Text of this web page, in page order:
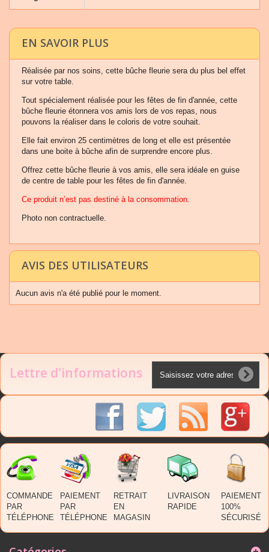
EN SAVOIR PLUS
Réalisée par nos soins, cette bûche fleurie sera du plus bel effet
sur votre table.
Tout spécialement réalisée pour les fêtes de fin d'année, cette
bûche fleurie étonnera vos amis lors de vos repas, nous
pouvons la réaliser dans le coloris de votre souhait.
Elle fait environ 25 centimètres de long et elle est présentée
dans une boite à bûche afin de surprendre encore plus.
Offrez cette bûche fleurie à vos amis, elle sera idéale en guise
de centre de table pour les fêtes de fin d'année.
Ce produit n’est pas destiné à la consommation.
Photo non contractuelle.
AVIS DES UTILISATEURS
Aucun avis n'a été publié pour le moment.
Lettre d'informations
COMMANDE
PAR
TÉLÉPHONE
PAIEMENT
PAR
TÉLÉPHONE
RETRAIT
EN
MAGASIN
LIVRAISON
RAPIDE
PAIEMENT
100%
SÉCURISÉ